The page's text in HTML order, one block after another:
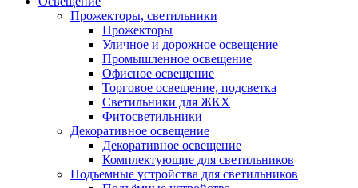
Прожекторы, светильники
Прожекторы
Уличное и дорожное освещение
Промышленное освещение
Офисное освещение
Торговое освещение, подсветка
Светильники для ЖКХ
Фитосветильники
Декоративное освещение
Декоративное освещение
Комплектующие для светильников
Подъемные устройства для светильников